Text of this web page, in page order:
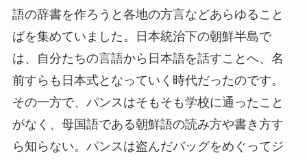
語の辞書を作ろうと各地の方言などあらゆること
ばを集めていました。日本統治下の朝鮮半島で
は、自分たちの言語から日本語を話すことへ、名
前すらも日本式となっていく時代だったのです。
その一方で、パンスはそもそも学校に通ったこと
がなく、母国語である朝鮮語の読み方や書き方す
ら知らない。パンスは盗んだバッグをめぐってジ